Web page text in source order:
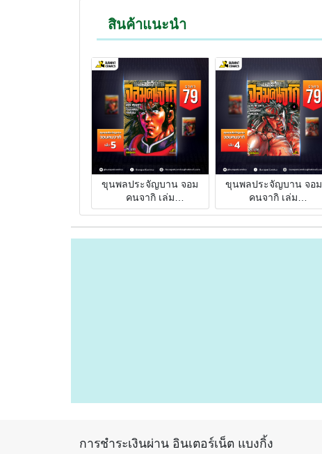
สินค้าแนะนำ
ขุนพลประจัญบาน จอม
คนจากิ เล่ม
5(0000000027)
ขุนพลประจัญบาน จอม
คนจากิ เล่ม
4(0000000026)
การชำระเงินผ่าน อินเตอร์เน็ต แบงกิ้ง